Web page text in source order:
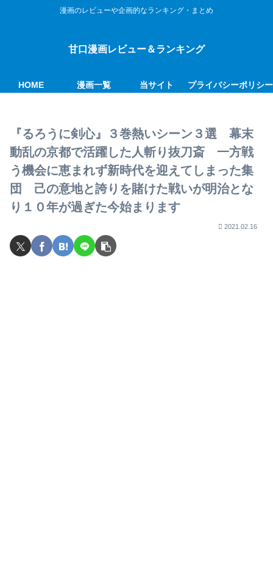
漫画のレビューや企画的なランキング・まとめ
甘口漫画レビュー＆ランキング
HOME 漫画一覧 当サイト プライバシーポリシー
『るろうに剣心』３巻熱いシーン３選 幕末
動乱の京都で活躍した人斬り抜刀斎 一方戦
う機会に恵まれず新時代を迎えてしまった集
団 己の意地と誇りを賭けた戦いが明治とな
り１０年が過ぎた今始まります
2021.02.16